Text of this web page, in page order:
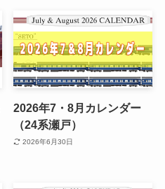
2026年7・8月カレンダー
（24系瀬戸）
2026年6月30日